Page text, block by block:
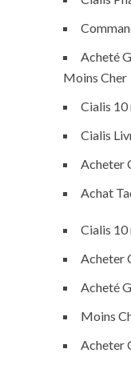
Acheté
Moins Cher
Cialis 10
Cialis
Acheter
Achat
Cialis 10
Acheter
Acheté
Moins
Acheter